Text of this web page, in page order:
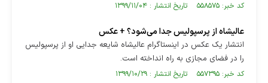
کد خبر: ۵۵۸۵۷۵ تاریخ انتشار : ۱۳۹۹/۱۱/۰۴
عالیشاه از پرسپولیس جدا می‌شود؟ + عکس
انتشار یک عکس در اینستاگرام عالیشاه شایعه جدایی او از پرسپولیس
را در فضای مجازی به راه انداخته است.
کد خبر: ۵۵۷۳۹۵ تاریخ انتشار : ۱۳۹۹/۱۰/۲۹